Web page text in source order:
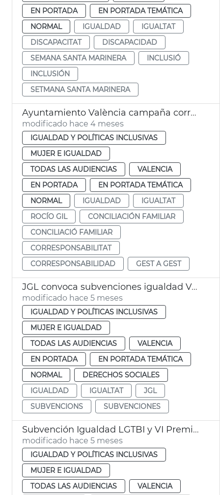
EN PORTADA
EN PORTADA TEMÁTICA
NORMAL
IGUALDAD
IGUALTAT
DISCAPACITAT
DISCAPACIDAD
SEMANA SANTA MARINERA
INCLUSIÓ
INCLUSIÓN
SETMANA SANTA MARINERA
Ayuntamiento València campaña corresponsabilidad conciliación familiar
modificado hace 4 meses
IGUALDAD Y POLÍTICAS INCLUSIVAS
MUJER E IGUALDAD
TODAS LAS AUDIENCIAS
VALENCIA
EN PORTADA
EN PORTADA TEMÁTICA
NORMAL
IGUALDAD
IGUALTAT
ROCÍO GIL
CONCILIACIÓN FAMILIAR
CONCILIACIÓ FAMILIAR
CORRESPONSABILITAT
CORRESPONSABILIDAD
GEST A GEST
JGL convoca subvenciones igualdad València
modificado hace 5 meses
IGUALDAD Y POLÍTICAS INCLUSIVAS
MUJER E IGUALDAD
TODAS LAS AUDIENCIAS
VALENCIA
EN PORTADA
EN PORTADA TEMÁTICA
NORMAL
DERECHOS SOCIALES
IGUALDAD
IGUALTAT
JGL
SUBVENCIONS
SUBVENCIONES
Subvención Igualdad LGTBI y VI Premios Igualdad València
modificado hace 5 meses
IGUALDAD Y POLÍTICAS INCLUSIVAS
MUJER E IGUALDAD
TODAS LAS AUDIENCIAS
VALENCIA